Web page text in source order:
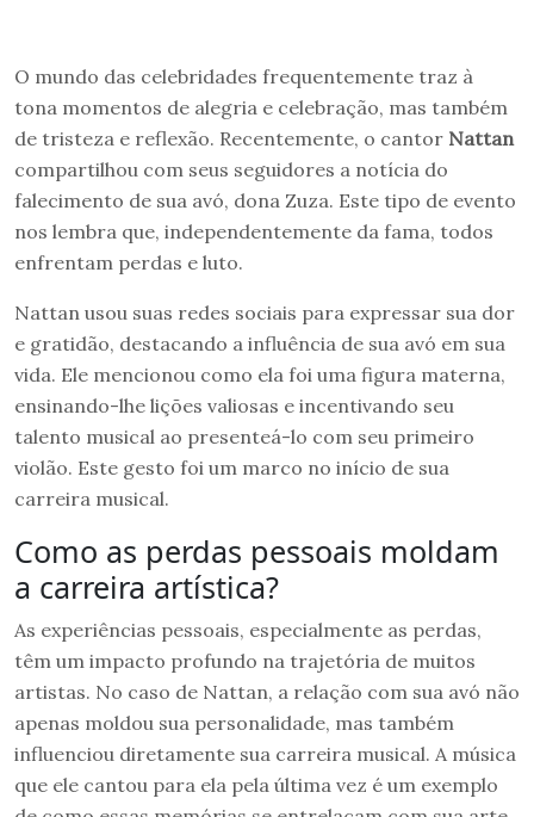
O mundo das celebridades frequentemente traz à
tona momentos de alegria e celebração, mas também
de tristeza e reflexão. Recentemente, o cantor Nattan
compartilhou com seus seguidores a notícia do
falecimento de sua avó, dona Zuza. Este tipo de evento
nos lembra que, independentemente da fama, todos
enfrentam perdas e luto.
Nattan usou suas redes sociais para expressar sua dor
e gratidão, destacando a influência de sua avó em sua
vida. Ele mencionou como ela foi uma figura materna,
ensinando-lhe lições valiosas e incentivando seu
talento musical ao presenteá-lo com seu primeiro
violão. Este gesto foi um marco no início de sua
carreira musical.
Como as perdas pessoais moldam
a carreira artística?
As experiências pessoais, especialmente as perdas,
têm um impacto profundo na trajetória de muitos
artistas. No caso de Nattan, a relação com sua avó não
apenas moldou sua personalidade, mas também
influenciou diretamente sua carreira musical. A música
que ele cantou para ela pela última vez é um exemplo